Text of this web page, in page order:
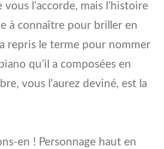
vous l’accorde, mais l’histoire
à connaître pour briller en
repris le terme pour nommer
qu’il a composées en
vous l’aurez deviné, est la
en ! Personnage haut en